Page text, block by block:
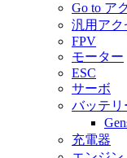
Go to ア
汎用アク
FPV
モーター
ESC
サーボ
バッテリ
充電器